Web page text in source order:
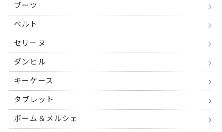
ブーツ
ベルト
セリーヌ
ダンヒル
キーケース
タブレット
ボーム＆メルシェ